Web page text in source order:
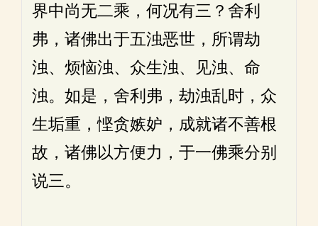
界中尚无二乘，何况有三？舍利
弗，诸佛出于五浊恶世，所谓劫
浊、烦恼浊、众生浊、见浊、命
浊。如是，舍利弗，劫浊乱时，众
生垢重，悭贪嫉妒，成就诸不善根
故，诸佛以方便力，于一佛乘分别
说三。